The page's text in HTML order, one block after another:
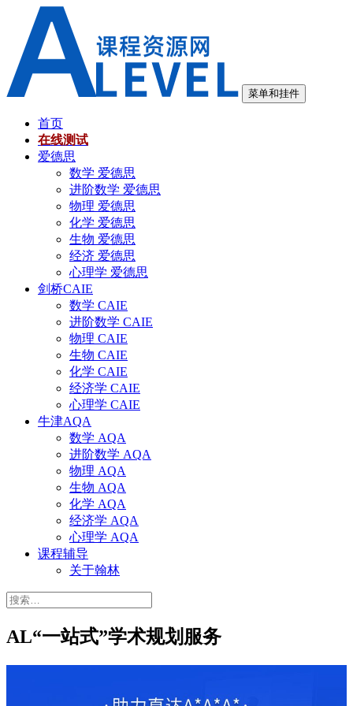
菜单和挂件
首页
在线测试
爱德思
数学 爱德思
进阶数学 爱德思
物理 爱德思
化学 爱德思
生物 爱德思
经济 爱德思
心理学 爱德思
剑桥CAIE
数学 CAIE
进阶数学 CAIE
物理 CAIE
生物 CAIE
化学 CAIE
经济学 CAIE
心理学 CAIE
牛津AQA
数学 AQA
进阶数学 AQA
物理 AQA
生物 AQA
化学 AQA
经济学 AQA
心理学 AQA
课程辅导
关于翰林
搜
AL“一站式”学术规划服务